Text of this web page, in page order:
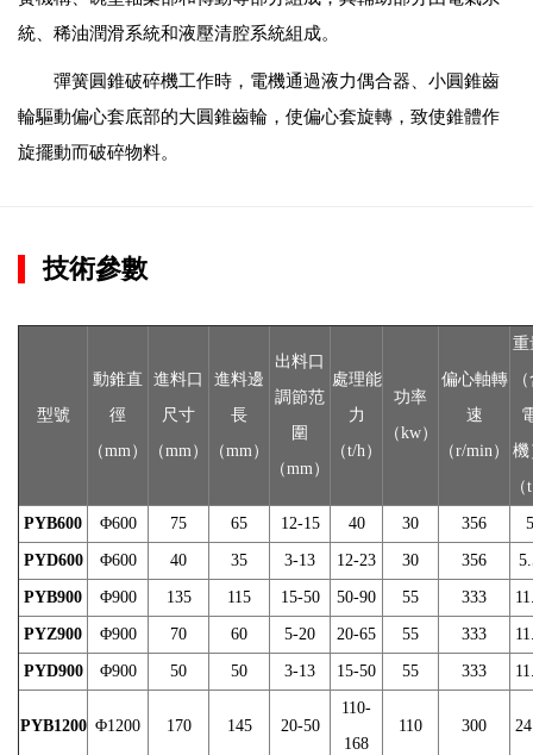
統、稀油潤滑系統和液壓清腔系統組成。
彈簧圓錐破碎機工作時，電機通過液力偶合器、小圓錐齒
輪驅動偏心套底部的大圓錐齒輪，使偏心套旋轉，致使錐體作
旋擺動而破碎物料。
技術參數
型號
動錐直
徑
（mm）
進料口
尺寸
（mm）
進料邊
長
（mm）
出料口
調節范
圍
（mm）
處理能
力
（t/h）
功率
（kw）
偏心軸轉
速
（r/min）
重
機
PYB600 Φ600 75 65 12-15 40 30 356 5
PYD600 Φ600 40 35 3-13 12-23 30 356
PYB900 Φ900 135 115 15-50 50-90 55 333
PYZ900 Φ900 70 60 5-20 20-65 55 333
PYD900 Φ900 50 50 3-13 15-50 55 333
PYB1200 Φ1200 170 145 20-50
110-
168
110 300